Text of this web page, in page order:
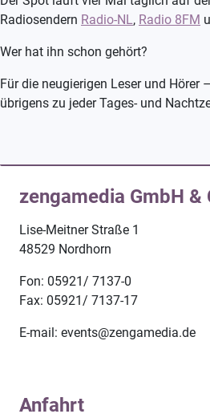
Radiosendern Radio-NL, Radio 8FM
Wer hat ihn schon gehört?
Für die neugierigen Leser und Hörer
übrigens zu jeder Tages- und
zengamedia GmbH &
Lise-Meitner Straße 1
48529 Nordhorn
Fon: 05921/ 7137-0
Fax: 05921/ 7137-17
E-mail: events@zengamedia.de
Anfahrt